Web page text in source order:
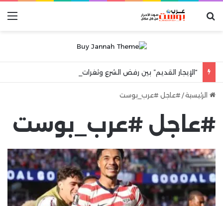
بحث عن
الرئيسية/ #عاجل #عرب_بوست
#عاجل #عرب_بوست